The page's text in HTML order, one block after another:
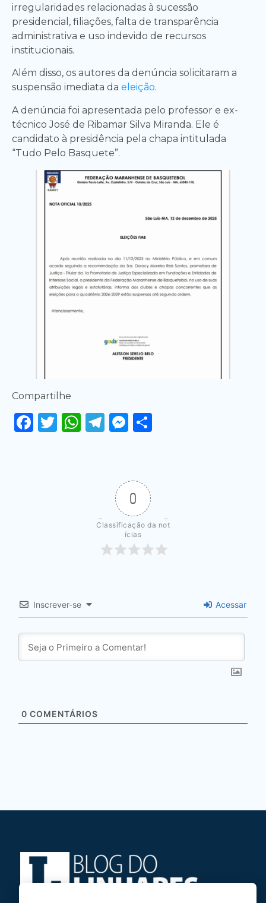
irregularidades relacionadas à sucessão
presidencial, filiações, falta de transparência
administrativa e uso indevido de recursos
institucionais.
Além disso, os autores da denúncia solicitaram a
suspensão imediata da eleição.
A denúncia foi apresentada pelo professor e ex-
técnico José de Ribamar Silva Miranda. Ele é
candidato à presidência pela chapa intitulada
“Tudo Pelo Basquete”.
Compartilhe
Facebook
Twitter
WhatsApp
Telegram
Messenger
0
Classificação da not
ícias
Inscrever-se Acessar
0 COMENTÁRIOS